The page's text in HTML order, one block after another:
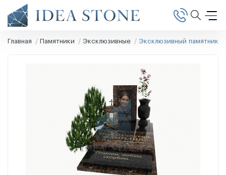
Главная Памятники Эксклюзивные Эксклюзивный памятник